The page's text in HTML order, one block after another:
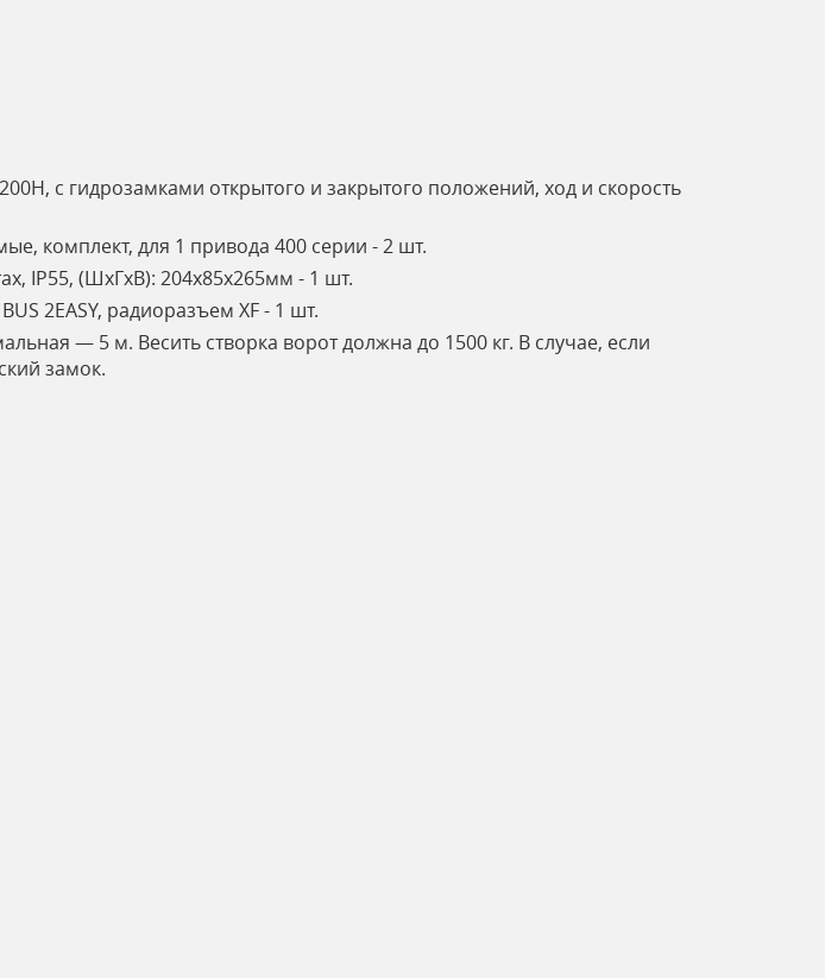
с гидрозамками открытого и закрытого положений, ход и скорость
комплект, для 1 привода 400 серии - 2 шт.
IP55, (ШxГxВ): 204x85x265мм - 1 шт.
2EASY, радиоразъем XF - 1 шт.
— 5 м. Весить створка ворот должна до 1500 кг. В случае, если
замок.